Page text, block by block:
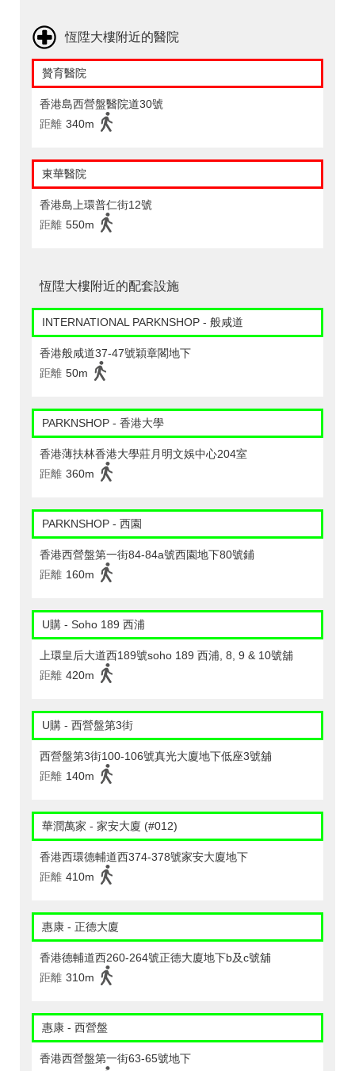
恆陞大樓附近的醫院
贊育醫院
香港島西營盤醫院道30號
距離 340m
東華醫院
香港島上環普仁街12號
距離 550m
恆陞大樓附近的配套設施
INTERNATIONAL PARKNSHOP - 般咸道
香港般咸道37-47號穎章閣地下
距離 50m
PARKNSHOP - 香港大學
香港薄扶林香港大學莊月明文娛中心204室
距離 360m
PARKNSHOP - 西園
香港西營盤第一街84-84a號西園地下80號鋪
距離 160m
U購 - Soho 189 西浦
上環皇后大道西189號soho 189 西浦, 8, 9 & 10號舖
距離 420m
U購 - 西營盤第3街
西營盤第3街100-106號真光大廈地下低座3號舖
距離 140m
華潤萬家 - 家安大廈 (#012)
香港西環德輔道西374-378號家安大廈地下
距離 410m
惠康 - 正德大廈
香港德輔道西260-264號正德大廈地下b及c號舖
距離 310m
惠康 - 西營盤
香港西營盤第一街63-65號地下